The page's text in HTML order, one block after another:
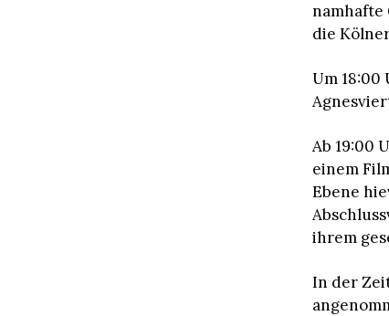
namhafte
die
Um
Ab 19:00
einem
Ebene
ihrem
In der